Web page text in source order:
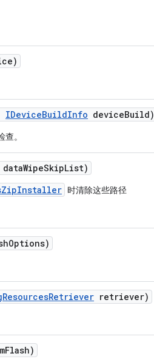
IDeviceBuildInfo deviceBuild)
。
WipeSkipList)
时清除这些路径
Options)
ResourcesRetriever retriever)
Flash)